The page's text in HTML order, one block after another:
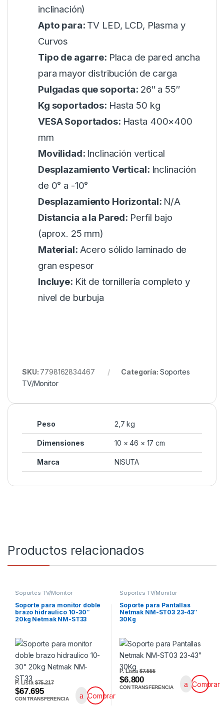
inclinación)
Apto para: TV LED, LCD, Plasma y
Curvos
Tipo de agarre: Placa de pared ancha
para mayor distribución de carga
Pulgadas que soporta: 26″ a 55″
Kg soportados: Hasta 50 kg
VESA Soportados: Hasta 400×400
mm
Movilidad: Inclinación vertical
Desplazamiento Vertical: Inclinación
de 0° a -10°
Desplazamiento Horizontal: N/A
Distancia a la Pared: Perfil bajo
(aprox. 25 mm)
Material: Acero sólido laminado de
gran espesor
Incluye: Kit de tornillería completo y
nivel de burbuja
SKU: 7798162834467 Categoría: Soportes
TV/Monitor
Peso 2,7 kg
Dimensiones 10 × 46 × 17 cm
Marca NISUTA
Productos relacionados
Soportes TV/Monitor
Soporte para monitor doble
brazo hidraulico 10-30″
20kg Netmak NM-ST33
P. Lista$75.217
$67.695
CON TRANSFERENCIA Comprar
Soportes TV/Monitor
Soporte para Pantallas
Netmak NM-ST03 23-43″
30Kg
P. Lista$7.555
$6.800
CON TRANSFERENCIA Comprar